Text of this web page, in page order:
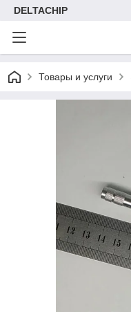
DELTACHIP
Товары и услуги